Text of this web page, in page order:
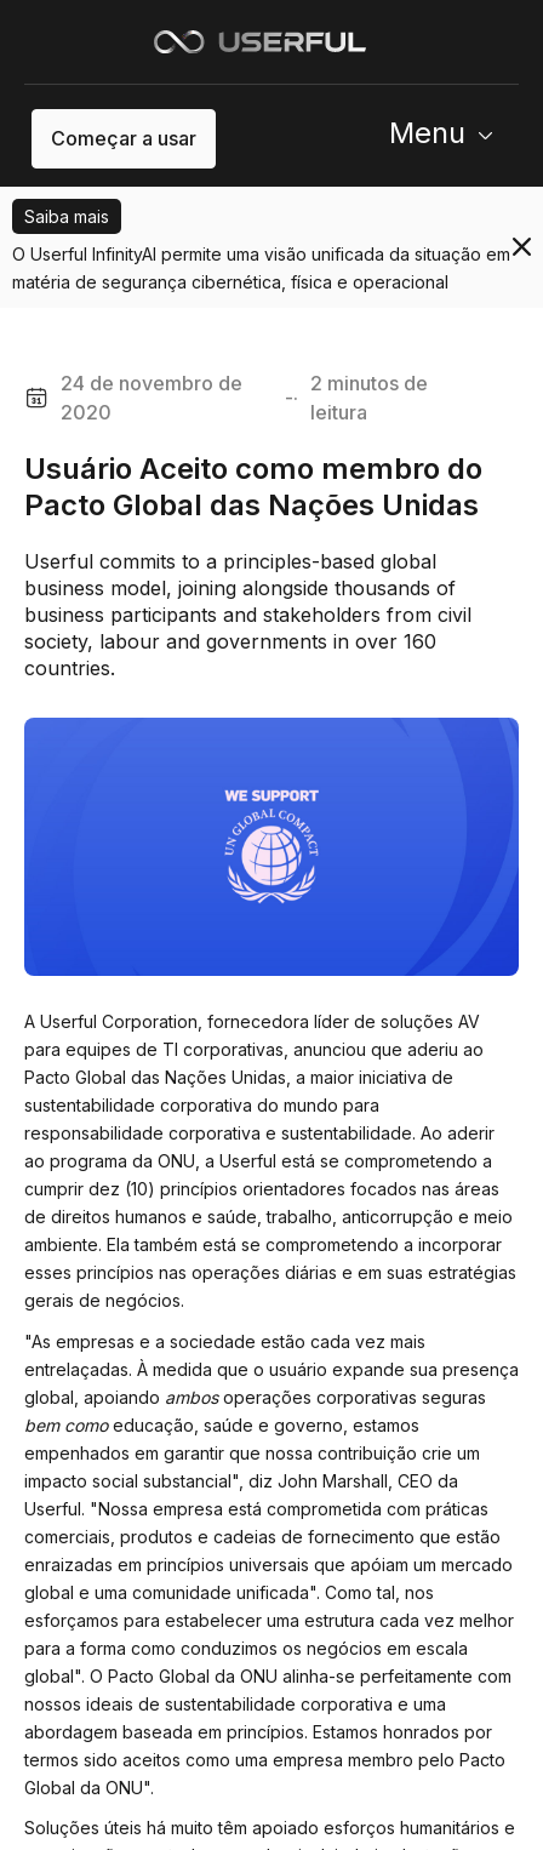
Começar a usar Menu
Saiba mais
O Userful InfinityAI permite uma visão unificada da situação em
matéria de segurança cibernética, física e operacional
24 de novembro de
2020
-·
2 minutos de
leitura
Usuário Aceito como membro do
Pacto Global das Nações Unidas
Userful commits to a principles-based global
business model, joining alongside thousands of
business participants and stakeholders from civil
society, labour and governments in over 160
countries.
A Userful Corporation, fornecedora líder de soluções AV
para equipes de TI corporativas, anunciou que aderiu ao
Pacto Global das Nações Unidas, a maior iniciativa de
sustentabilidade corporativa do mundo para
responsabilidade corporativa e sustentabilidade. Ao aderir
ao programa da ONU, a Userful está se comprometendo a
cumprir dez (10) princípios orientadores focados nas áreas
de direitos humanos e saúde, trabalho, anticorrupção e meio
ambiente. Ela também está se comprometendo a incorporar
esses princípios nas operações diárias e em suas estratégias
gerais de negócios.
"As empresas e a sociedade estão cada vez mais
entrelaçadas. À medida que o usuário expande sua presença
global, apoiando ambosoperações corporativas seguras
bem comoeducação, saúde e governo, estamos
empenhados em garantir que nossa contribuição crie um
impacto social substancial", diz John Marshall, CEO da
Userful. "Nossa empresa está comprometida com práticas
comerciais, produtos e cadeias de fornecimento que estão
enraizadas em princípios universais que apóiam um mercado
global e uma comunidade unificada". Como tal, nos
esforçamos para estabelecer uma estrutura cada vez melhor
para a forma como conduzimos os negócios em escala
global". O Pacto Global da ONU alinha-se perfeitamente com
nossos ideais de sustentabilidade corporativa e uma
abordagem baseada em princípios. Estamos honrados por
termos sido aceitos como uma empresa membro pelo Pacto
Global da ONU".
Soluções úteis há muito têm apoiado esforços humanitários e